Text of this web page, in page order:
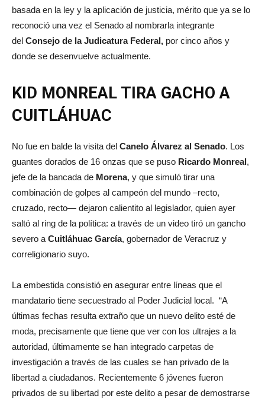
basada en la ley y la aplicación de justicia, mérito que ya se lo
reconoció una vez el Senado al nombrarla integrante
del Consejo de la Judicatura Federal, por cinco años y
donde se desenvuelve actualmente.
KID MONREAL TIRA GACHO A
CUITLÁHUAC
No fue en balde la visita del Canelo Álvarez al Senado. Los
guantes dorados de 16 onzas que se puso Ricardo Monreal,
jefe de la bancada de Morena, y que simuló tirar una
combinación de golpes al campeón del mundo –recto,
cruzado, recto— dejaron calientito al legislador, quien ayer
saltó al ring de la política: a través de un video tiró un gancho
severo a Cuitláhuac García, gobernador de Veracruz y
correligionario suyo.
La embestida consistió en asegurar entre líneas que el
mandatario tiene secuestrado al Poder Judicial local. “A
últimas fechas resulta extraño que un nuevo delito esté de
moda, precisamente que tiene que ver con los ultrajes a la
autoridad, últimamente se han integrado carpetas de
investigación a través de las cuales se han privado de la
libertad a ciudadanos. Recientemente 6 jóvenes fueron
privados de su libertad por este delito a pesar de demostrarse